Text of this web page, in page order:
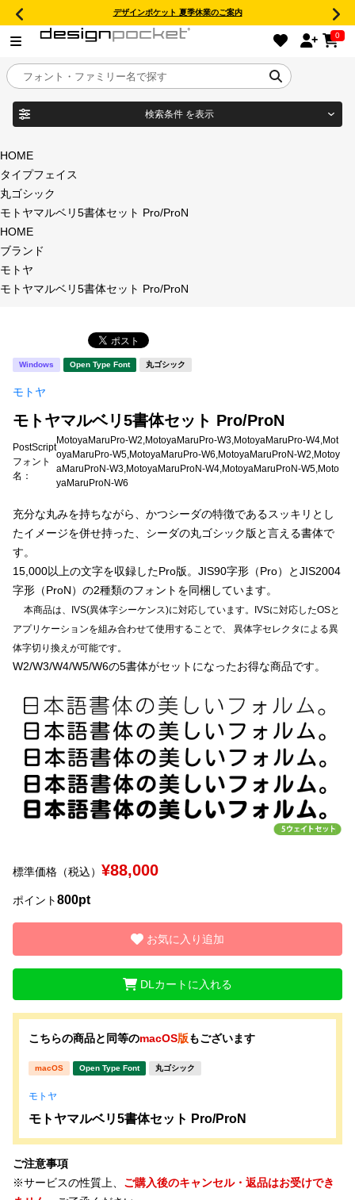
デザインポケット 夏季休業のご案内
0
目的別フォントガイド
特集
年間ライセンス商品
新着一覧
カート
マイページ
お気に入り
ご利用ガイド
よくあるご質問
お問い合わせ
検索条件 を表示
商品名
フォント形式
タイプフェイス
明朝体
宋朝体 清朝体
教科書体 行書体
江戸文字 デザイン毛筆
すべてを表示
太さ・ウェイト
文字種類
価格帯
HOME
タイプフェイス
丸ゴシック
モトヤマルベリ5書体セット Pro/ProN
HOME
ブランド
モトヤ
モトヤマルベリ5書体セット Pro/ProN
Windows Open Type Font 丸ゴシック
モトヤ
モトヤマルベリ5書体セット Pro/ProN
PostScript
フォント
名：
MotoyaMaruPro-W2,MotoyaMaruPro-W3,MotoyaMaruPro-W4,Mot
oyaMaruPro-W5,MotoyaMaruPro-W6,MotoyaMaruProN-W2,Motoy
aMaruProN-W3,MotoyaMaruProN-W4,MotoyaMaruProN-W5,Moto
yaMaruProN-W6
充分な丸みを持ちながら、かつシーダの特徴であるスッキリとし
たイメージを併せ持った、シーダの丸ゴシック版と言える書体で
す。
15,000以上の文字を収録したPro版。JIS90字形（Pro）とJIS2004
字形（ProN）の2種類のフォントを同梱しています。
本商品は、IVS(異体字シーケンス)に対応しています。IVSに対応したOSと
アプリケーションを組み合わせて使用することで、 異体字セレクタによる異
体字切り換えが可能です。
W2/W3/W4/W5/W6の5書体がセットになったお得な商品です。
標準価格（税込） ¥88,000
ポイント800pt
お気に入り追加
DLカートに入れる
こちらの商品と同等のmacOS版もございます
macOS Open Type Font 丸ゴシック
モトヤ
モトヤマルベリ5書体セット Pro/ProN
ご注意事項
※サービスの性質上、 ご購入後のキャンセル・返品はお受けでき